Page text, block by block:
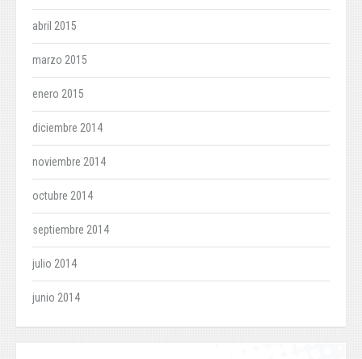
abril 2015
marzo 2015
enero 2015
diciembre 2014
noviembre 2014
octubre 2014
septiembre 2014
julio 2014
junio 2014